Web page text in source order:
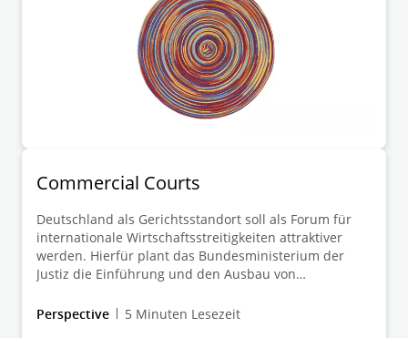
Commercial Courts
Deutschland als Gerichtsstandort soll als Forum für
internationale Wirtschaftsstreitigkeiten attraktiver
werden. Hierfür plant das Bundesministerium der
Justiz die Einführung und den Ausbau von
deutschen Gerichten.
Perspective 5 Minuten Lesezeit